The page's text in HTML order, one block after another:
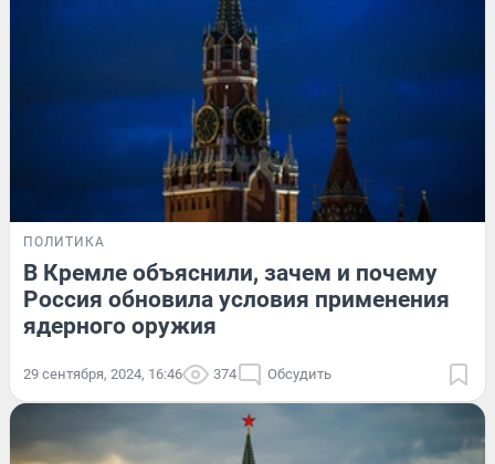
ПОЛИТИКА
В Кремле объяснили, зачем и почему
Россия обновила условия применения
ядерного оружия
29 сентября, 2024, 16:46 374 Обсудить